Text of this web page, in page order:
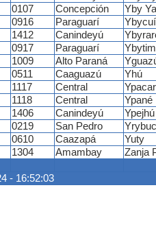
- 16:52:03
0107 Concepción
Yby
0916 Paraguarí
Ybycuí
1412 Canindeyú
0917 Paraguarí
1009 Alto Paraná
0511 Caaguazú
Yhú
1117 Central
1118 Central
Ypané
1406 Canindeyú
Ypejhú
0219 San Pedro
0610 Caazapá
Yuty
1304 Amambay Zanja